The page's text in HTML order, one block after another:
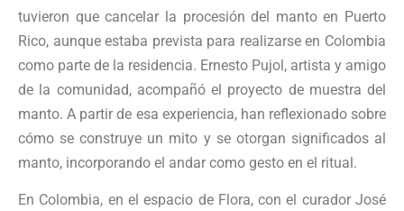
tuvieron que cancelar la procesión del manto en Puerto
Rico, aunque estaba prevista para realizarse en Colombia
como parte de la residencia. Ernesto Pujol, artista y amigo
de la comunidad, acompañó el proyecto de muestra del
manto. A partir de esa experiencia, han reflexionado sobre
cómo se construye un mito y se otorgan significados al
manto, incorporando el andar como gesto en el ritual.
En Colombia, en el espacio de Flora, con el curador José